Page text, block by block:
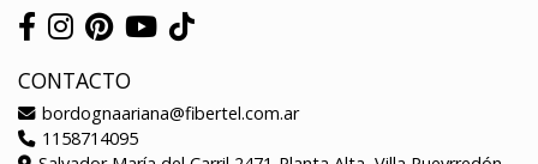
CONTACTO
bordognaariana@fibertel.com.ar
1158714095